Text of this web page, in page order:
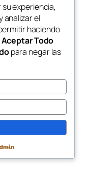
conWordPress
experiencia,
analizar el
haciendo
Aceptar Todo
para negar las